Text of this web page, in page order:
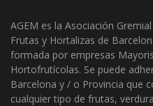
AGEM es la Asociación
Frutas y Hortalizas de
formada por empresas
Hortofrutícolas. Se puede
Barcelona y / o Provincia que
cualquier tipo de frutas,